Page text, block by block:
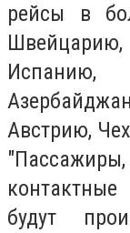
рейсы в
Швейцарию,
Испанию,
Австрию,
будут